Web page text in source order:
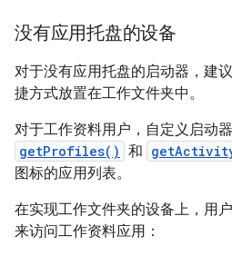
没有应用托盘的设备
对于没有应用托盘的启动器，建
捷方式放置在工作文件夹中。
对于工作资料用户，自定义启动
getProfiles() 和
图标的应用列表。
在实现工作文件夹的设备上，用
来访问工作资料应用：